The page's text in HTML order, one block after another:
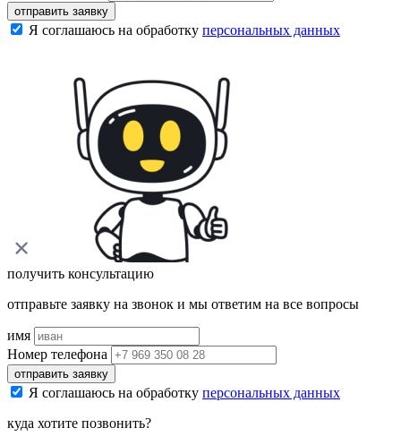
отправить заявку
Я соглашаюсь на обработку персональных данных
получить консультацию
отправьте заявку на звонок и мы ответим на все вопросы
имя
Номер телефона
отправить заявку
Я соглашаюсь на обработку персональных данных
куда хотите позвонить?